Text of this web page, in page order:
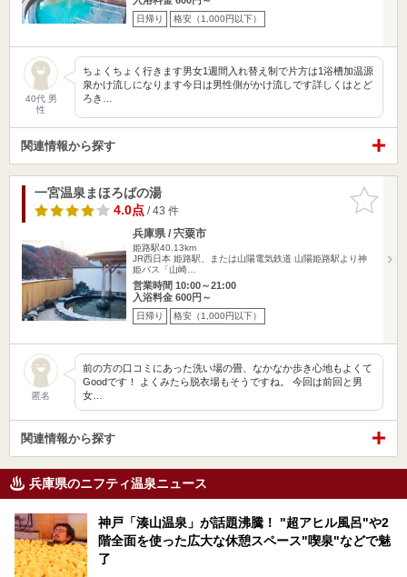
日帰り 格安（1,000円以下）
40代 男
性
ちょくちょく行きます男女1週間入れ替え制で片方は1浴槽加温源
泉かけ流しになります今日は男性側がかけ流しです詳しくはとど
ろき…
関連情報から探す
お気に入
りに追加
一宮温泉まほろばの湯
4.0点/ 43 件
兵庫県 / 宍粟市
姫路駅40.13km
JR西日本 姫路駅、または山陽電気鉄道 山陽姫路駅より神
姫バス「山崎…
営業時間 10:00～21:00
入浴料金 600円～
日帰り 格安（1,000円以下）
匿名
前の方の口コミにあった洗い場の畳、なかなか歩き心地もよくて
Goodです！ よくみたら脱衣場もそうですね。 今回は前回と男
女…
関連情報から探す
兵庫県のニフティ温泉ニュース
神戸「湊山温泉」が話題沸騰！ "超アヒル風呂"や2
階全面を使った広大な休憩スペース"喫泉"などで魅
了